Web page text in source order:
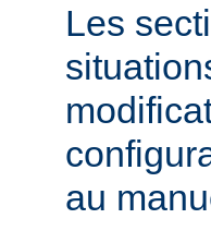
Les
au